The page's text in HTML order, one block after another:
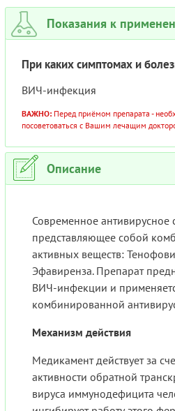
Показания к
При каких симптомах и
ВИЧ-инфекция
ВАЖНО: Перед приёмом препарата -
посоветоваться с Вашим лечащим
Описание
Современное антивирусное
представляющее собой
активных веществ:
Эфавиренза. Препарат
ВИЧ-инфекции и
комбинированной
Механизм действия
Медикамент действует за
активности обратной
вируса иммунодефицита